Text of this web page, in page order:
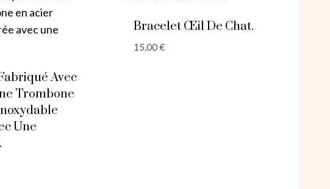
Avec
Trombone
Une
Bracelet Œil De Chat.
15,00€